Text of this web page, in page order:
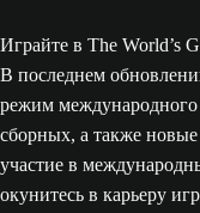
Играйте в The World’s
В последнем
режим международного
сборных, а также
участие в
окунитесь в карьеру